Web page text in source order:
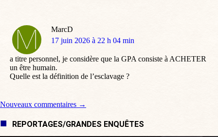
MarcD
dit
17 juin 2026 à 22 h 04 min
a titre personnel, je considère que la GPA consiste à ACHETER
un être humain.
Quelle est la définition de l’esclavage ?
Navigation de commentaire
Nouveaux commentaires →
REPORTAGES/GRANDES ENQUÊTES